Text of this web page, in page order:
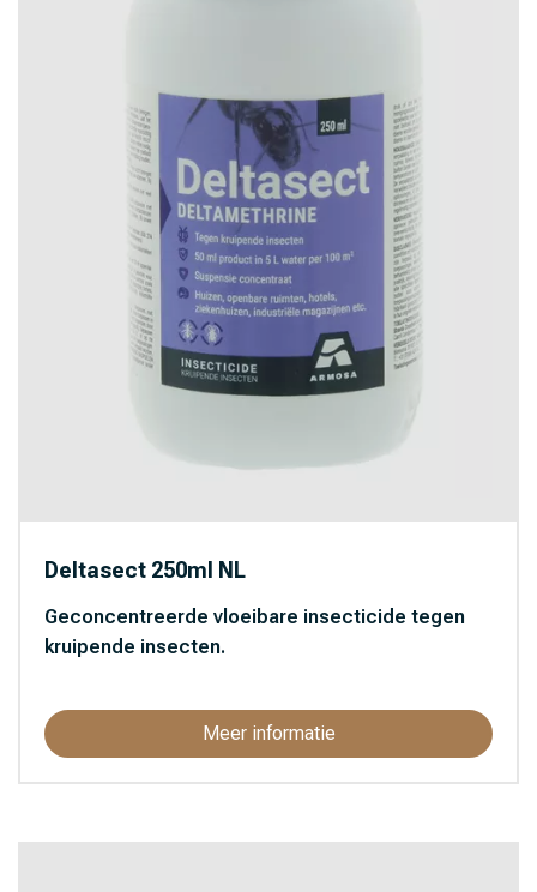
Deltasect 250ml NL
Geconcentreerde vloeibare insecticide tegen
kruipende insecten.
Meer informatie